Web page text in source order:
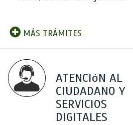
MÁS TRÁMITES
ATENCIóN AL
CIUDADANO Y
SERVICIOS
DIGITALES